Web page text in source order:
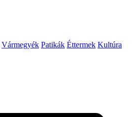
Vármegyék Patikák Éttermek Kultúra